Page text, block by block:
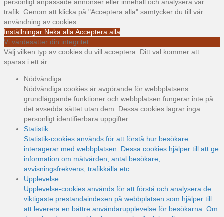
personligt anpassade annonser eller innehåll och analysera vår
trafik. Genom att klicka på "Acceptera alla" samtycker du till vår
användning av cookies.
Inställningar Neka alla Acceptera alla
Vi värdesätter din integritet
Välj vilken typ av cookies du vill acceptera. Ditt val kommer att
sparas i ett år.
Nödvändiga
Nödvändiga cookies är avgörande för webbplatsens
grundläggande funktioner och webbplatsen fungerar inte på
det avsedda sättet utan dem. Dessa cookies lagrar inga
personligt identifierbara uppgifter.
Statistik
Statistik-cookies används för att förstå hur besökare
interagerar med webbplatsen. Dessa cookies hjälper till att ge
information om mätvärden, antal besökare,
avvisningsfrekvens, trafikkälla etc.
Upplevelse
Upplevelse-cookies används för att förstå och analysera de
viktigaste prestandaindexen på webbplatsen som hjälper till
att leverera en bättre användarupplevelse för besökarna. Om